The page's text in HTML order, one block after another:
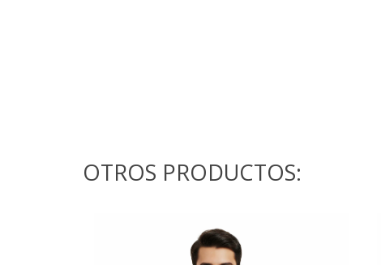
OTROS PRODUCTOS: